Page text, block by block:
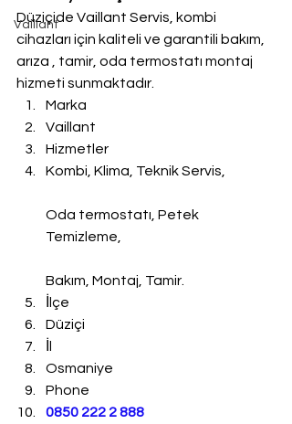
Vaillant
Düziçide Vaillant Servis, kombi
cihazları için kaliteli ve garantili bakım,
arıza , tamir, oda termostatı montaj
hizmeti sunmaktadır.
Marka
Vaillant
Hizmetler
Kombi, Klima, Teknik Servis,
Oda termostatı, Petek
Temizleme,
Bakım, Montaj, Tamir.
İlçe
Düziçi
Osmaniye
Phone
0850 222 2 888